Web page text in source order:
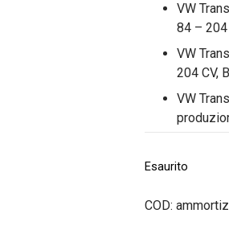
VW
84 – 204
VW
204 CV,
VW
Esaurito
COD: